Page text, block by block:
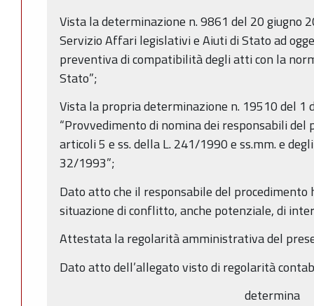
Vista la determinazione n. 9861 del 20 giugno
Servizio Affari legislativi e Aiuti di Stato ad
preventiva di compatibilità degli atti con la
Stato”;
Vista la propria determinazione n. 19510 del 1
“Provvedimento di nomina dei responsabili del
articoli 5 e ss. della L. 241/1990 e ss.mm. e
32/1993”;
Dato atto che il responsabile del
situazione di conflitto, anche potenziale, di
Attestata la regolarità amministrativa del
Dato atto dell’allegato visto di regolarità
determina